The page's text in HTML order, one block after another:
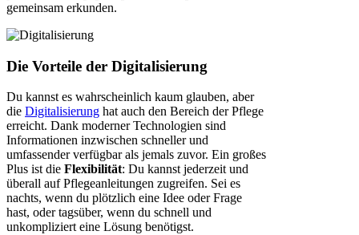
gemeinsam erkunden.
Die Vorteile der Digitalisierung
Du kannst es wahrscheinlich kaum glauben, aber
die Digitalisierung hat auch den Bereich der Pflege
erreicht. Dank moderner Technologien sind
Informationen inzwischen schneller und
umfassender verfügbar als jemals zuvor. Ein großes
Plus ist die Flexibilität: Du kannst jederzeit und
überall auf Pflegeanleitungen zugreifen. Sei es
nachts, wenn du plötzlich eine Idee oder Frage
hast, oder tagsüber, wenn du schnell und
unkompliziert eine Lösung benötigst.